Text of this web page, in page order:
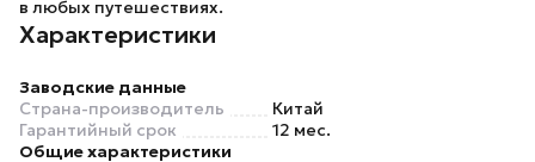
в любых путешествиях.
Характеристики
Заводские данные
Страна-производитель
Китай
Гарантийный срок
12 мес.
Общие характеристики